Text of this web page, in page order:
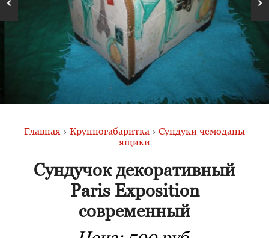
Главная › Крупногабаритка › Сундуки чемоданы
ящики
Сундучок декоративный
Paris Exposition
современный